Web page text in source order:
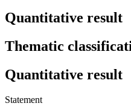
Quantitative result
Thematic
Quantitative result
Statement